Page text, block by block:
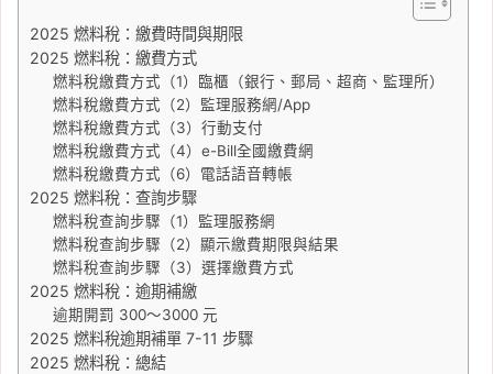
2025 燃料稅：繳費時間與期限
2025 燃料稅：繳費方式
燃料稅繳費方式（1）臨櫃（銀行、郵局、超商、監理所）
燃料稅繳費方式（2）監理服務網/App
燃料稅繳費方式（3）行動支付
燃料稅繳費方式（4）e-Bill全國繳費網
燃料稅繳費方式（6）電話語音轉帳
2025 燃料稅：查詢步驟
燃料稅查詢步驟（1）監理服務網
燃料稅查詢步驟（2）顯示繳費期限與結果
燃料稅查詢步驟（3）選擇繳費方式
2025 燃料稅：逾期補繳
逾期開罰 300～3000 元
2025 燃料稅逾期補單 7-11 步驟
2025 燃料稅：總結